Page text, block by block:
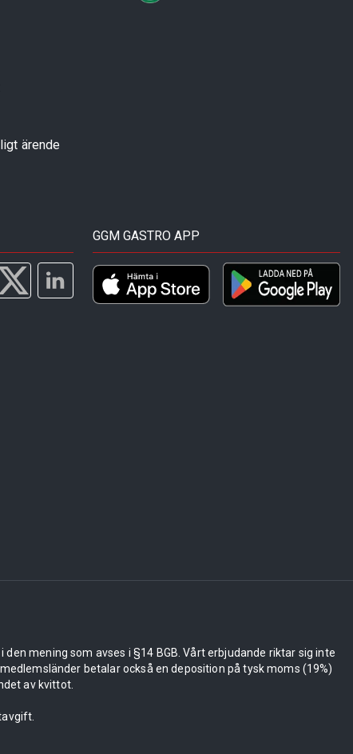
ärende
GGM GASTRO APP
mening som avses i §14 BGB. Vårt erbjudande riktar sig inte
betalar också en deposition på tysk moms (19%)
av kvittot.